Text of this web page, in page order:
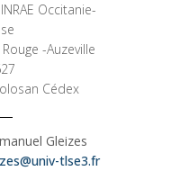
Occitanie-
-Auzeville
Cédex
Gleizes
tlse3.fr